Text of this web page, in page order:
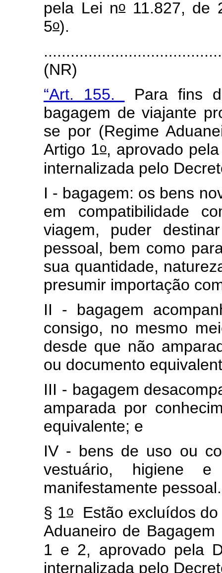
pela Lei no11.827, de
5o).
(NR)
“Art. 155.
Para fins
bagagem de viajante
se por (Regime
Artigo 1o, aprovado
internalizada pelo
I - bagagem: os bens
em compatibilidade
viagem, puder
pessoal, bem como
sua quantidade,
presumir importação
II - bagagem
consigo, no mesmo
desde que não
ou documento
III - bagagem
amparada por
equivalente; e
IV - bens de uso ou
vestuário, higiene
manifestamente
§ 1oEstão excluídos do
Aduaneiro de
1 e 2, aprovado pela
internalizada pelo